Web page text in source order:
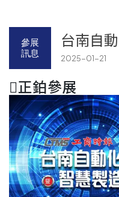
參展
訊息
台南自
2025-01-21
正鉑參展